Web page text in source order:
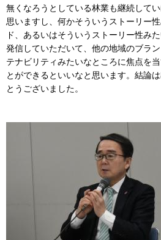
無くなろうとしている林業も継続して
思いますし、何かそういうストーリー
ド、あるいはそういうストーリー性み
発信していただいて、他の地域のブラ
テナビリティみたいなところに焦点を
とができるといいなと思います。結論
とうございました。